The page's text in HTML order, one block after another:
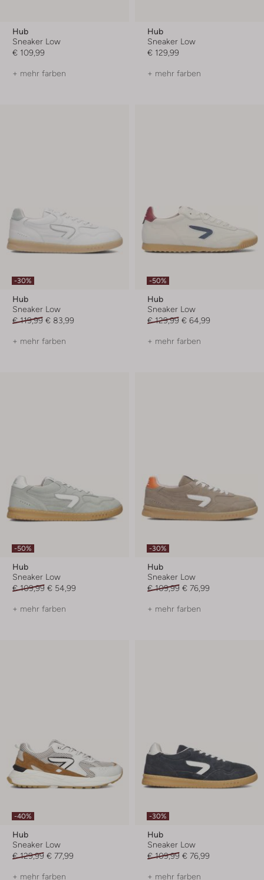
Hub
Sneaker Low
€ 109,99
+ mehr farben
Hub
Sneaker Low
€ 129,99
+ mehr farben
-30%
Hub
Sneaker Low
€ 119,99 € 83,99
+ mehr farben
-50%
Hub
Sneaker Low
€ 129,99 € 64,99
+ mehr farben
-50%
Hub
Sneaker Low
€ 109,99 € 54,99
+ mehr farben
-30%
Hub
Sneaker Low
€ 109,99 € 76,99
+ mehr farben
-40%
Hub
Sneaker Low
€ 129,99 € 77,99
+ mehr farben
-30%
Hub
Sneaker Low
€ 109,99 € 76,99
+ mehr farben